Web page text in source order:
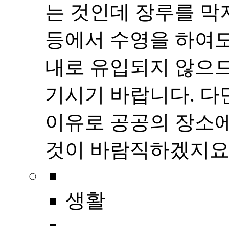
는 것인데 장루를 막
등에서 수영을 하여
내로 유입되지 않으
기시기 바랍니다.
이유로 공공의 장소
것이 바람직하겠지
생활